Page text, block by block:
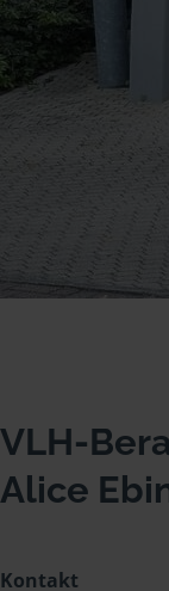
VLH-
Alice
Kontakt